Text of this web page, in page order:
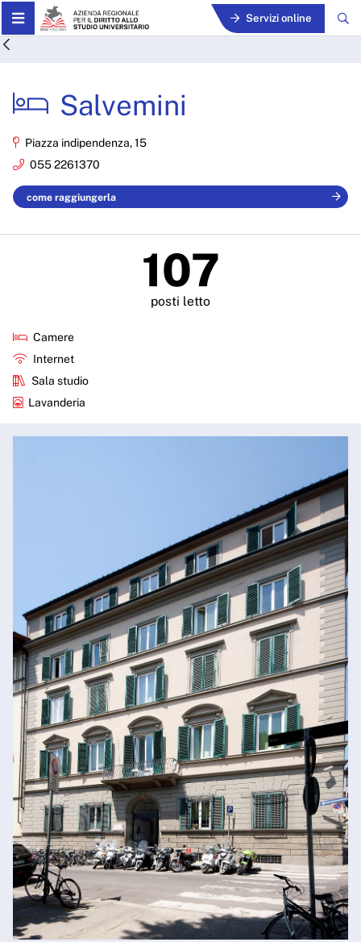
Skip to Main Content Servizi online
Salvemini - ARDSU
Salvemini
Piazza indipendenza, 15
055 2261370
come raggiungerla
107
posti letto
Camere
Internet
Sala studio
Lavanderia